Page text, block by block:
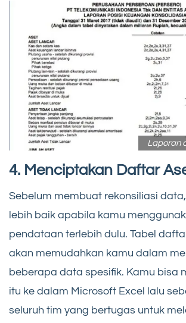
Laporan
4. Menciptakan Daftar
Sebelum membuat rekonsiliasi
lebih baik apabila kamu
pendataan terlebih dulu. Tabel
akan memudahkan kamu dalam
beberapa data spesifik. Kamu bisa
itu ke dalam Microsoft Excel lalu
seluruh tim yang bertugas untuk